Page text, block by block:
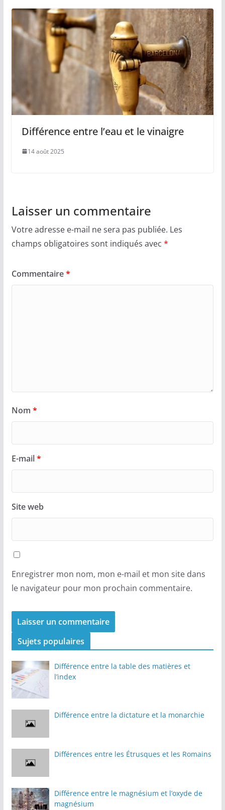
Différence entre l’eau et le vinaigre
14 août 2025
Laisser un commentaire
Votre adresse e-mail ne sera pas publiée. Les
champs obligatoires sont indiqués avec *
Commentaire*
Nom *
E-mail*
Site web
Enregistrer mon nom, mon e-mail et mon site dans
le navigateur pour mon prochain commentaire.
Sujets populaires
Différence entre la table des matières et
l’index
Différence entre la dictature et la monarchie
Différences entre les Étrusques et les Romains
Différence entre le magnésium et l’oxyde de
magnésium